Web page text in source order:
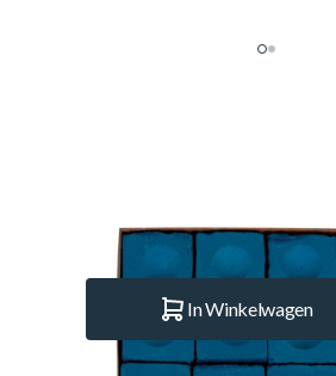
In Winkelwagen